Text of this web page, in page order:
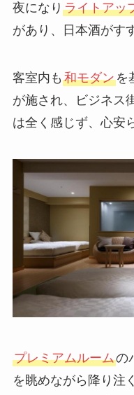
夜になり ライトアッ
があり、日本酒がす
客室内も 和モダンを
が施され、ビジネス
は全く感じず、心安
プレミアムルームの
を眺めながら降り注